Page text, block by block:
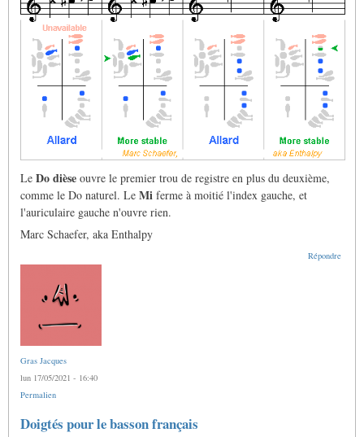
Le Do dièse ouvre le premier trou de registre en plus du deuxième,
comme le Do naturel. Le Mi ferme à moitié l'index gauche, et
l'auriculaire gauche n'ouvre rien.
Marc Schaefer, aka Enthalpy
Répondre
Gras Jacques
lun 17/05/2021 - 16:40
Permalien
Doigtés pour le basson français